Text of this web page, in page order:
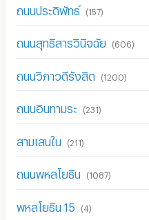
ถนนประดิพัทธ์ (157)
ถนนสุทธิสารวินิจฉัย (606)
ถนนวิภาวดีรังสิต (1200)
ถนนอินทามระ (231)
สามเสนใน (211)
ถนนพหลโยธิน (1087)
พหลโยธิน 15 (4 )